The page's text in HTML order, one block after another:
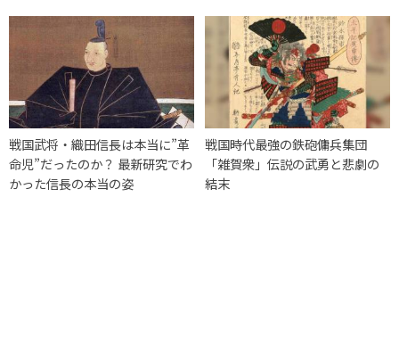
戦国武将・織田信長は本当に”革
命児”だったのか？ 最新研究でわ
かった信長の本当の姿
戦国時代最強の鉄砲傭兵集団
「雑賀衆」伝説の武勇と悲劇の
結末